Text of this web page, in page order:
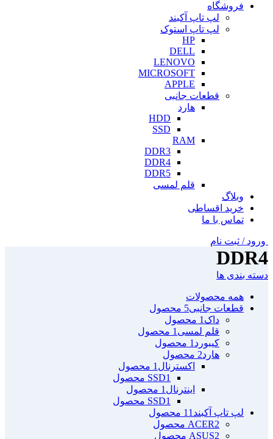
فروشگاه
لپ تاپ آکبند
لپ تاپ استوک
HP
DELL
LENOVO
MICROSOFT
APPLE
قطعات جانبی
هارد
HDD
SSD
RAM
DDR3
DDR4
DDR5
قلم لمسی
وبلاگ
خرید اقساطی
تماس با ما
ورود / ثبت نام
DDR4
دسته بندی ها
همه محصولات
قطعات جانبی5 محصول
داک 1 محصول
قلم لمسی 1 محصول
کیبورد 1 محصول
هارد2 محصول
اکسترنال 1 محصول
SSD1 محصول
اینترنال 1 محصول
SSD1 محصول
لپ تاپ آکبند 11 محصول
ACER2 محصول
ASUS2 محصول